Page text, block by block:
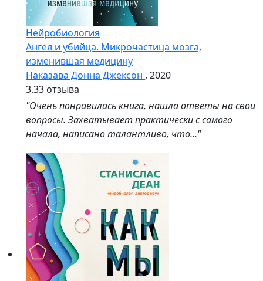
Нейробиология
Ангел и убийца. Микрочастица мозга,
изменившая медицину
Наказава Донна Джексон , 2020
3.33 отзыва
"Очень понравилась книга, нашла ответы на свои
вопросы. Захватывает практически с самого
начала, написано талантливо, что..."